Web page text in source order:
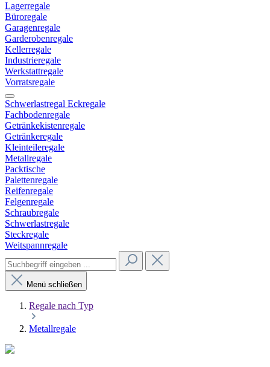
Lagerregale
Büroregale
Garagenregale
Garderobenregale
Kellerregale
Industrieregale
Werkstattregale
Vorratsregale
Schwerlastregal Eckregale
Fachbodenregale
Getränkekistenregale
Getränkeregale
Kleinteileregale
Metallregale
Packtische
Palettenregale
Reifenregale
Felgenregale
Schraubregale
Schwerlastregale
Steckregale
Weitspannregale
Menü schließen
Regale nach Typ
Metallregale